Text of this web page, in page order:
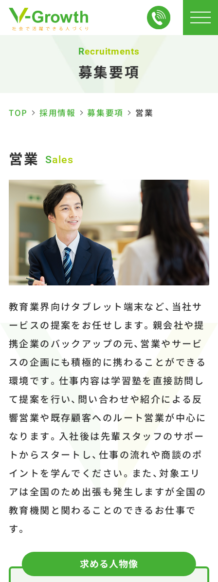
Recruitments
募集要項
TOP 採用情報 募集要項 営業
営業 Sales
教育業界向けタブレット端末など、当社サ
ービスの提案をお任せします。親会社や提
携企業のバックアップの元、営業やサービ
スの企画にも積極的に携わることができる
環境です。仕事内容は学習塾を直接訪問し
て提案を行い、問い合わせや紹介による反
響営業や既存顧客へのルート営業が中心に
なります。入社後は先輩スタッフのサポー
トからスタートし、仕事の流れや商談のポ
イントを学んでください。また、対象エリ
アは全国のため出張も発生しますが全国の
教育機関と関わることのできるお仕事で
す。
求める人物像